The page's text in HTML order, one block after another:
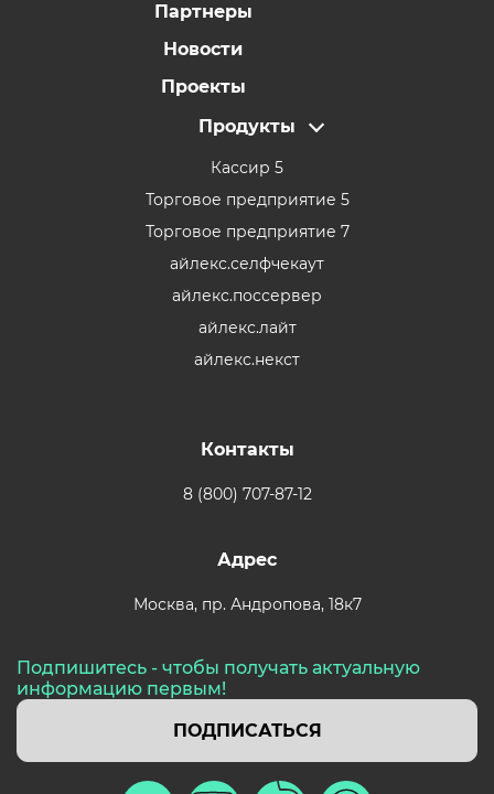
Партнеры
Новости
Проекты
Продукты
Кассир 5
Торговое предприятие 5
Торговое предприятие 7
айлекс.селфчекаут
айлекс.поссервер
айлекс.лайт
айлекс.некст
Контакты
8 (800) 707-87-12
Адрес
Москва,пр. Андропова, 18к7
Подпишитесь - чтобы получать актуальную
информацию первым!
ПОДПИСАТЬСЯ